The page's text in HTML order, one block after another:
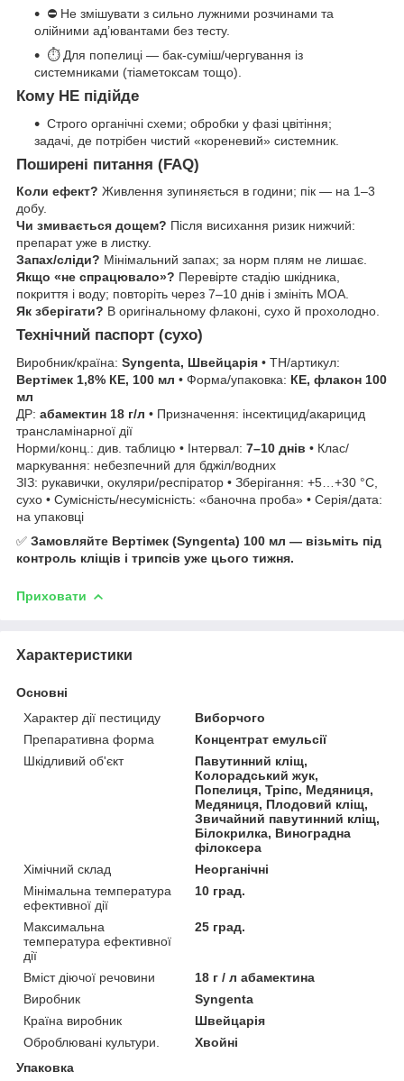
⛔ Не змішувати з сильно лужними розчинами та
олійними ад’ювантами без тесту.
⏱ Для попелиці — бак-суміш/чергування із
системниками (тіаметоксам тощо).
Кому НЕ підійде
Строго органічні схеми; обробки у фазі цвітіння;
задачі, де потрібен чистий «кореневий» системник.
Поширені питання (FAQ)
Коли ефект? Живлення зупиняється в години; пік — на 1–3
добу.
Чи змивається дощем? Після висихання ризик нижчий:
препарат уже в листку.
Запах/сліди? Мінімальний запах; за норм плям не лишає.
Якщо «не спрацювало»? Перевірте стадію шкідника,
покриття і воду; повторіть через 7–10 днів і змініть МОА.
Як зберігати? В оригінальному флаконі, сухо й прохолодно.
Технічний паспорт (сухо)
Виробник/країна: Syngenta, Швейцарія • ТН/артикул:
Вертімек 1,8% КЕ, 100 мл • Форма/упаковка: КЕ, флакон 100
мл
ДР: абамектин 18 г/л • Призначення: інсектицид/акарицид
трансламінарної дії
Норми/конц.: див. таблицю • Інтервал: 7–10 днів • Клас/
маркування: небезпечний для бджіл/водних
ЗІЗ: рукавички, окуляри/респіратор • Зберігання: +5…+30 °C,
сухо • Сумісність/несумісність: «баночна проба» • Серія/дата:
на упаковці
✅ Замовляйте Вертімек (Syngenta) 100 мл — візьміть під
контроль кліщів і трипсів уже цього тижня.
Приховати
Характеристики
Основні
Характер дії пестициду
Виборчого
Препаративна форма
Концентрат емульсії
Шкідливий об'єкт
Павутинний кліщ,
Колорадський жук,
Попелиця, Тріпс, Медяниця,
Медяниця, Плодовий кліщ,
Звичайний павутинний кліщ,
Білокрилка, Виноградна
філоксера
Хімічний склад
Неорганічні
Мінімальна температура
ефективної дії
10 град.
Максимальна
температура ефективної
дії
25 град.
Вміст діючої речовини
18 г / л абамектина
Виробник
Syngenta
Країна виробник
Швейцарія
Оброблювані культури.
Хвойні
Упаковка